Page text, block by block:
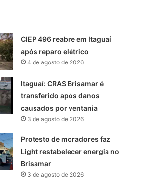
CIEP 496 reabre em Itaguaí
após reparo elétrico
4 de agosto de 2026
Itaguaí: CRAS Brisamar é
transferido após danos
causados por ventania
3 de agosto de 2026
Protesto de moradores faz
Light restabelecer energia no
Brisamar
3 de agosto de 2026